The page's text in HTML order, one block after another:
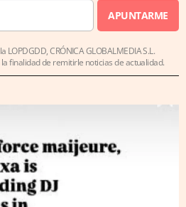
APUNTARME
LOPDGDD, CRÓNICA GLOBALMEDIA S.L.
finalidad de remitirle noticias de actualidad.